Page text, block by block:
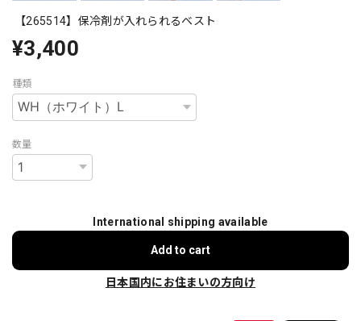
【265514】保冷剤が入れられるベスト
¥3,400
種類
数量
International shipping available
Add to cart
日本国内にお住まいの方向け